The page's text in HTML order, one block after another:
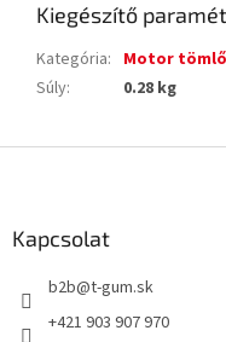
Kiegészítő
Kategória: Motor
Súly: 0.28 kg
Kapcsolat
b2b@t-gum.sk
+421 903 907 970